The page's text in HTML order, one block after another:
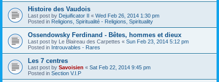
Histoire des Vaudois
Last post by Dejuificator II « Wed Feb 26, 2014 1:30 pm
Posted in Religions, Spiritualité - Religions, Spirituality
Ossendowsky Ferdinand - Bêtes, hommes et dieux
Last post by Le Blaireau des Carpettes « Sun Feb 23, 2014 5:12 pm
Posted in Introuvables - Rares
Les 7 centres
Last post by Savoisien « Sat Feb 22, 2014 9:45 pm
Posted in Section V.I.P